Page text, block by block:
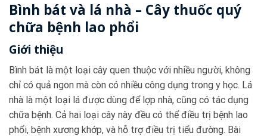
Bình bát và lá nhà – Cây thuốc quý
chữa bệnh lao phổi
Giới thiệu
Bình bát là một loại cây quen thuộc với nhiều người, không
chỉ có quả ngon mà còn có nhiều công dụng trong y học. Lá
nhà là một loại lá được dùng để lợp nhà, cũng có tác dụng
chữa bệnh. Cả hai loại cây này đều có thể điều trị bệnh lao
phổi, bệnh xương khớp, và hỗ trợ điều trị tiểu đường. Bài